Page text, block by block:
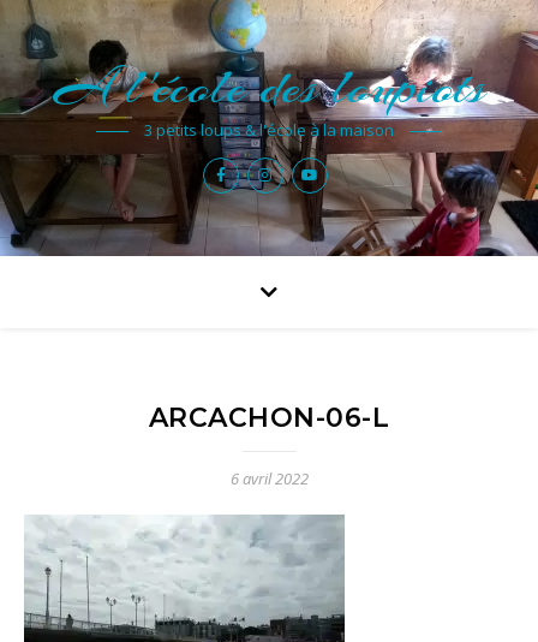
A l'école des loupiots
3 petits loups & l'école à la maison
ARCACHON-06-L
6 avril 2022